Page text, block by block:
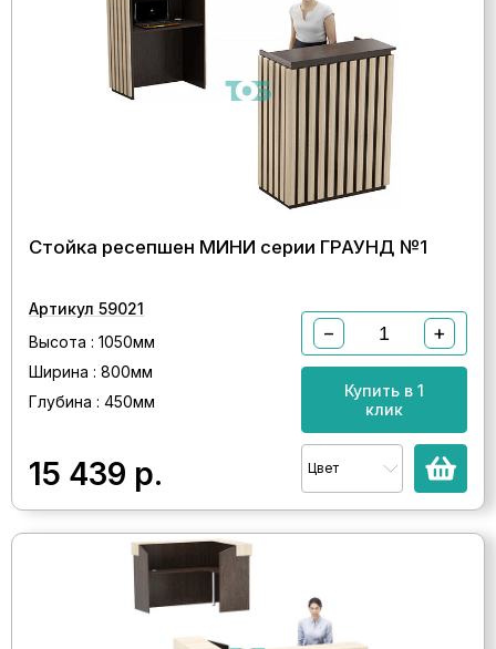
Стойка ресепшен МИНИ серии ГРАУНД №1
Артикул 59021
Высота : 1050мм
Ширина : 800мм
Глубина : 450мм
15 439 р.
− +
Купить в 1
клик
Цвет